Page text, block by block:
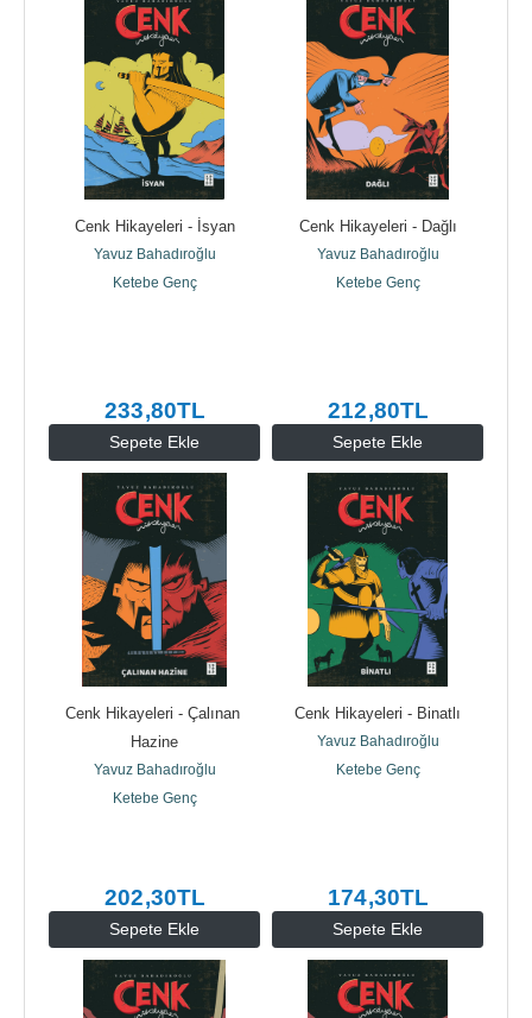
Sepete Ekle
Cenk Hikayeleri - İsyan
Yavuz Bahadıroğlu
Ketebe Genç
233,80TL
Sepete Ekle
Cenk Hikayeleri - Dağlı
Yavuz Bahadıroğlu
Ketebe Genç
212,80TL
Sepete Ekle
Cenk Hikayeleri - Çalınan
Hazine
Yavuz Bahadıroğlu
Ketebe Genç
202,30TL
Sepete Ekle
Cenk Hikayeleri - Binatlı
Yavuz Bahadıroğlu
Ketebe Genç
174,30TL